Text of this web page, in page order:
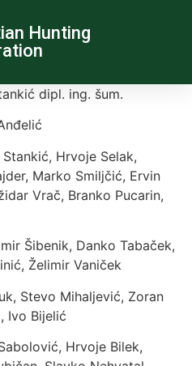
Hunting
dipl. ing. šum.
Stankić, Hrvoje Selak,
Marko Smiljčić, Ervin
Vrač, Branko Pucarin,
Šibenik, Danko Tabaček,
Želimir Vaniček
Stevo Mihaljević, Zoran
Ivo Bijelić
Hrvoje Bilek,